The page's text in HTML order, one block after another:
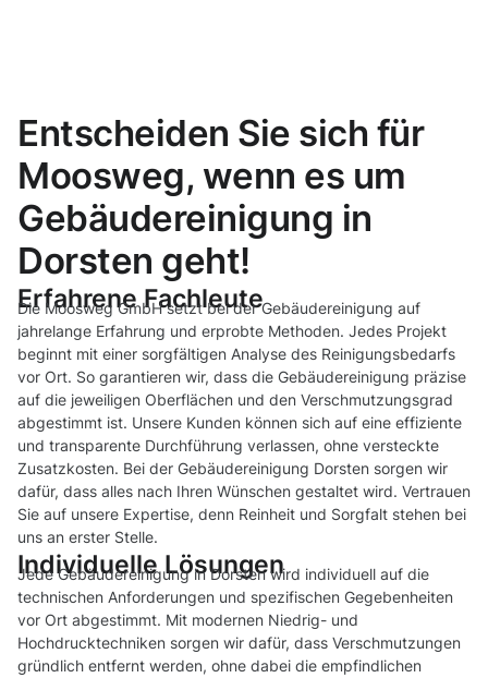
Entscheiden Sie sich für
Moosweg, wenn es um
Gebäudereinigung in
Dorsten geht!
Erfahrene Fachleute
Die Moosweg GmbH setzt bei der Gebäudereinigung auf
jahrelange Erfahrung und erprobte Methoden. Jedes Projekt
beginnt mit einer sorgfältigen Analyse des Reinigungsbedarfs
vor Ort. So garantieren wir, dass die Gebäudereinigung präzise
auf die jeweiligen Oberflächen und den Verschmutzungsgrad
abgestimmt ist. Unsere Kunden können sich auf eine effiziente
und transparente Durchführung verlassen, ohne versteckte
Zusatzkosten. Bei der Gebäudereinigung Dorsten sorgen wir
dafür, dass alles nach Ihren Wünschen gestaltet wird. Vertrauen
Sie auf unsere Expertise, denn Reinheit und Sorgfalt stehen bei
uns an erster Stelle.
Individuelle Lösungen
Jede Gebäudereinigung in Dorsten wird individuell auf die
technischen Anforderungen und spezifischen Gegebenheiten
vor Ort abgestimmt. Mit modernen Niedrig- und
Hochdrucktechniken sorgen wir dafür, dass Verschmutzungen
gründlich entfernt werden, ohne dabei die empfindlichen